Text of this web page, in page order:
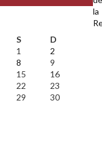
S
D
1
2
8
9
15
16
22
23
29
30